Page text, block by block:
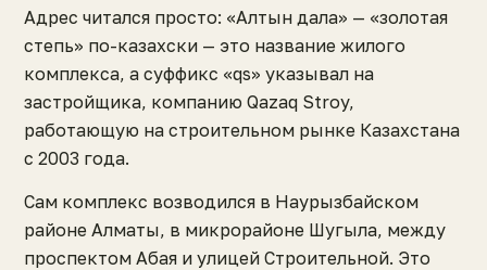
Адрес читался просто: «Алтын дала» — «золотая
степь» по-казахски — это название жилого
комплекса, а суффикс «qs» указывал на
застройщика, компанию Qazaq Stroy,
работающую на строительном рынке Казахстана
с 2003 года.
Сам комплекс возводился в Наурызбайском
районе Алматы, в микрорайоне Шугыла, между
проспектом Абая и улицей Строительной. Это